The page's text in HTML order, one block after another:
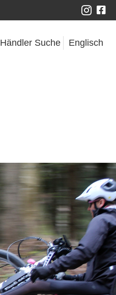
Händler Suche Englisch